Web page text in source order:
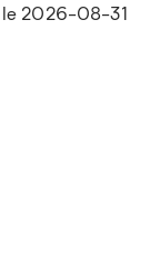
le 2026-08-31